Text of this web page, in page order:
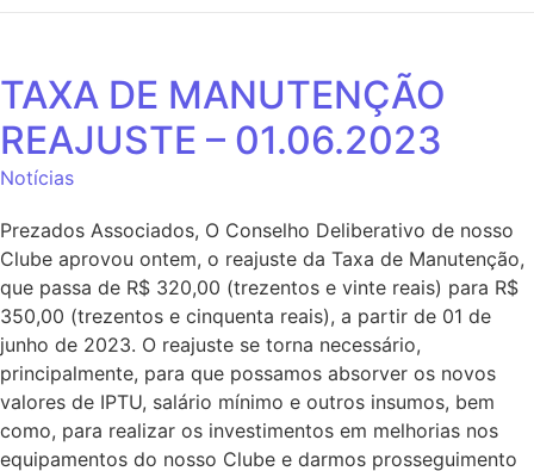
TAXA DE MANUTENÇÃO
REAJUSTE – 01.06.2023
Notícias
Prezados Associados, O Conselho Deliberativo de nosso
Clube aprovou ontem, o reajuste da Taxa de Manutenção,
que passa de R$ 320,00 (trezentos e vinte reais) para R$
350,00 (trezentos e cinquenta reais), a partir de 01 de
junho de 2023. O reajuste se torna necessário,
principalmente, para que possamos absorver os novos
valores de IPTU, salário mínimo e outros insumos, bem
como, para realizar os investimentos em melhorias nos
equipamentos do nosso Clube e darmos prosseguimento